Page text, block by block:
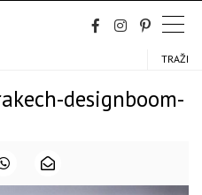
TRAŽI
designboom-